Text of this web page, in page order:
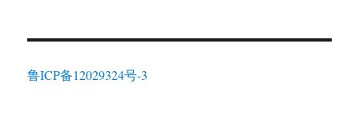
鲁ICP备12029324号-3